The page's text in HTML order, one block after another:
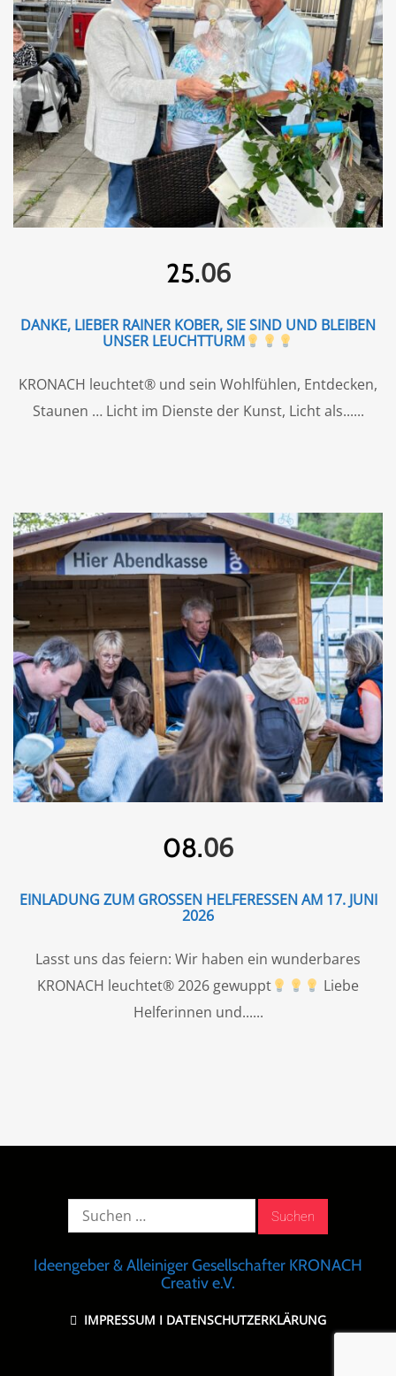
25.06
DANKE, LIEBER RAINER KOBER, SIE SIND UND BLEIBEN
UNSER LEUCHTTURM
KRONACH leuchtet® und sein Wohlfühlen, Entdecken,
Staunen … Licht im Dienste der Kunst, Licht als...
08.06
EINLADUNG ZUM GROSSEN HELFERESSEN AM 17. JUNI 2
026
Lasst uns das feiern: Wir haben ein wunderbares
KRONACH leuchtet® 2026 gewuppt
Liebe
Helferinnen und...
Suche
Ideengeber & Alleiniger Gesellschafter KRONACH
Creativ e.V.
IMPRESSUM I DATENSCHUTZERKLÄRUNG